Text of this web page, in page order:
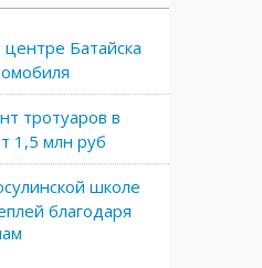
Батайска
тротуаров в
1,5 млн руб
школе
благодаря